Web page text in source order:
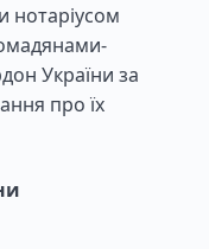
нотаріусом
України за
про їх